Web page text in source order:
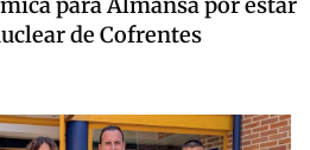
para Almansa por estar
de Cofrentes